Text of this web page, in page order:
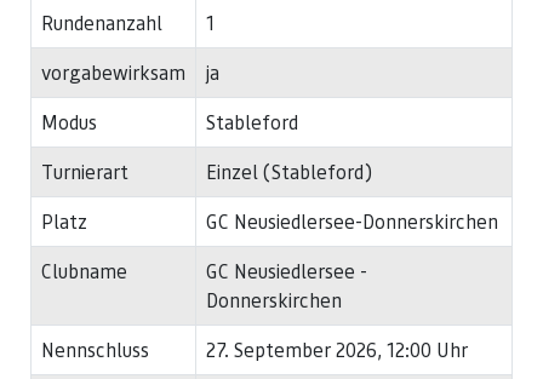
Rundenanzahl
1
vorgabewirksam
ja
Modus
Stableford
Turnierart
Einzel (Stableford)
Platz
GC Neusiedlersee-Donnerskirchen
Clubname
GC Neusiedlersee -
Donnerskirchen
Nennschluss
27. September 2026, 12:00 Uhr